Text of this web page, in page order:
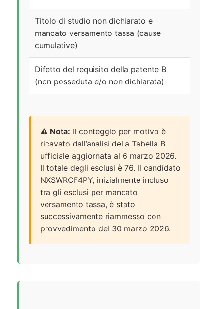
Titolo di studio non dichiarato e
mancato versamento tassa (cause
cumulative)
Difetto del requisito della patente B
(non posseduta e/o non dichiarata)
⚠️ Nota: Il conteggio per motivo è
ricavato dall’analisi della Tabella B
ufficiale aggiornata al 6 marzo 2026.
Il totale degli esclusi è 76. Il candidato
NXSWRCF4PY, inizialmente incluso
tra gli esclusi per mancato
versamento tassa, è stato
successivamente riammesso con
provvedimento del 30 marzo 2026.